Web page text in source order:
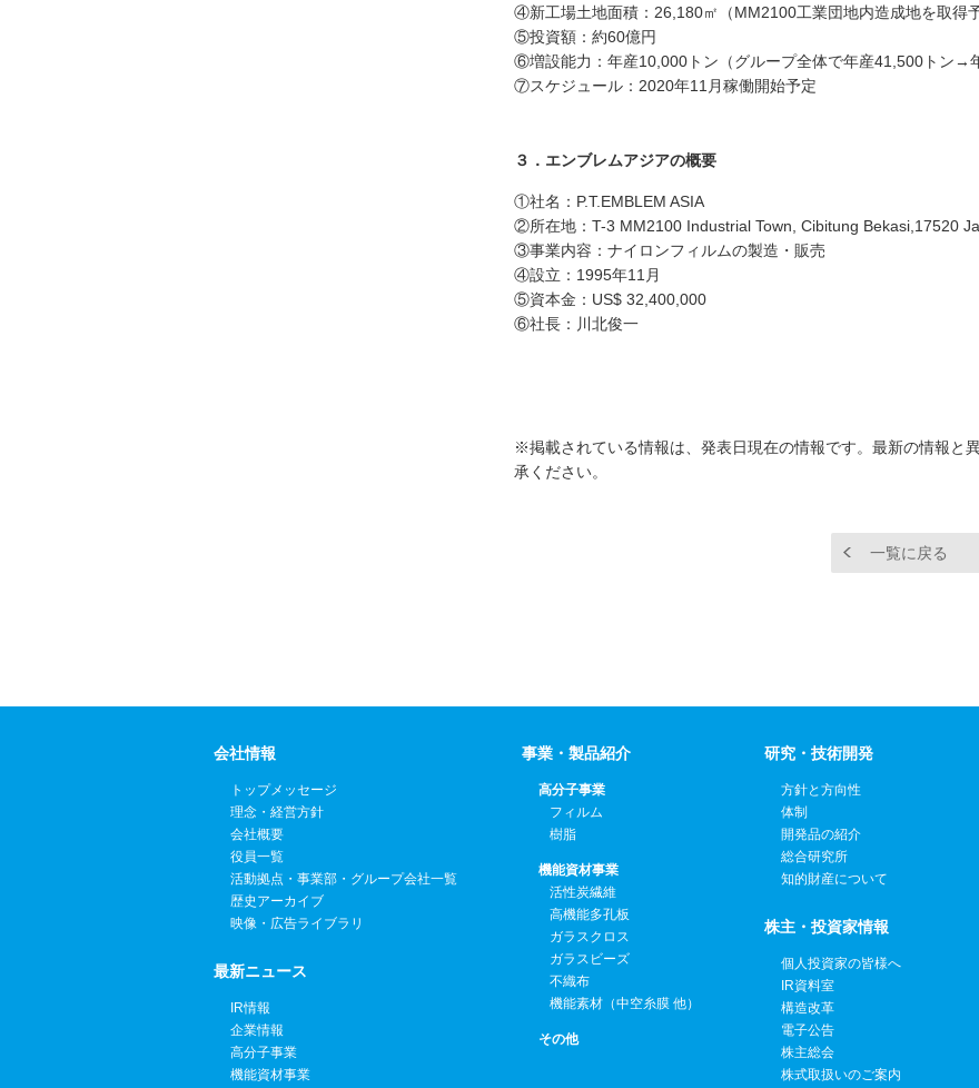
④新工場土地面積：26,180㎡（MM2100工業団地内造成地を取得予
⑤投資額：約60億円
⑥増設能力：年産10,000トン（グループ全体で年産41,500トン→
⑦スケジュール：2020年11月稼働開始予定
３．エンブレムアジアの概要
①社名：P.T.EMBLEM ASIA
②所在地：T-3 MM2100 Industrial Town, Cibitung Bekasi,17520
③事業内容：ナイロンフィルムの製造・販売
④設立：1995年11月
⑤資本金：US$ 32,400,000
⑥社長：川北俊一
※掲載されている情報は、発表日現在の情報です。最新の情報と
承ください。
一覧に戻る
会社情報
トップメッセージ
理念・経営方針
会社概要
役員一覧
活動拠点・事業部・グループ会社一覧
歴史アーカイブ
映像・広告ライブラリ
最新ニュース
IR情報
企業情報
高分子事業
機能資材事業
事業・製品紹介
高分子事業
フィルム
樹脂
機能資材事業
活性炭繊維
高機能多孔板
ガラスクロス
ガラスビーズ
不織布
機能素材（中空糸膜 他）
その他
研究・技術開発
方針と方向性
体制
開発品の紹介
総合研究所
知的財産について
株主・投資家情報
個人投資家の皆様へ
IR資料室
構造改革
電子公告
株主総会
株式取扱いのご案内